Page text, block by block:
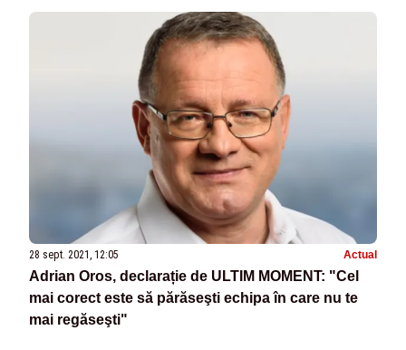
28 sept. 2021, 12:05 Actual
Adrian Oros, declarație de ULTIM MOMENT: "Cel
mai corect este să părăseşti echipa în care nu te
mai regăseşti"